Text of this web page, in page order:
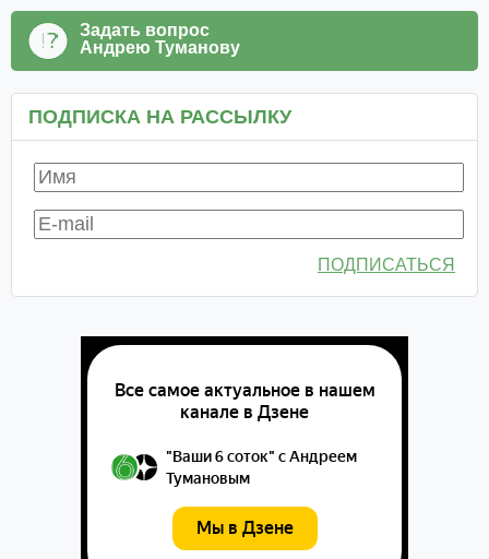
Задать вопрос
Андрею Туманову
ПОДПИСКА НА РАССЫЛКУ
ПОДПИСАТЬСЯ